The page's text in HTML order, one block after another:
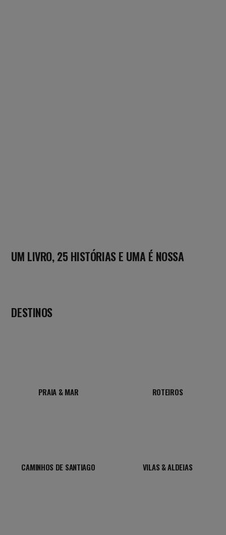
UM LIVRO, 25 HISTÓRIAS E UMA É NOSSA
DESTINOS
PRAIA & MAR ROTEIROS
CAMINHOS DE SANTIAGO VILAS & ALDEIAS